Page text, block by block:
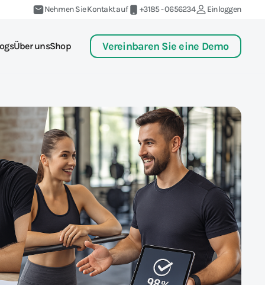
Nehmen Sie Kontakt auf +3185 - 0656234 Einloggen
Über unsShop Vereinbaren Sie eine Demo